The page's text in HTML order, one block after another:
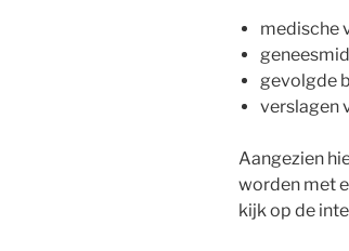
medische
gevolgde
verslagen
Aangezien
worden met
kijk op de